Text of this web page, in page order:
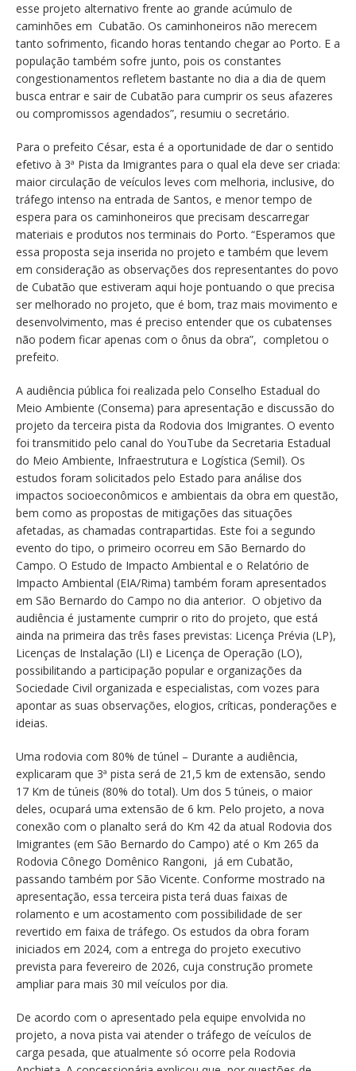
esse projeto alternativo frente ao grande acúmulo de
caminhões em Cubatão. Os caminhoneiros não merecem
tanto sofrimento, ficando horas tentando chegar ao Porto. E a
população também sofre junto, pois os constantes
congestionamentos refletem bastante no dia a dia de quem
busca entrar e sair de Cubatão para cumprir os seus afazeres
ou compromissos agendados”, resumiu o secretário.
Para o prefeito César, esta é a oportunidade de dar o sentido
efetivo à 3ª Pista da Imigrantes para o qual ela deve ser criada:
maior circulação de veículos leves com melhoria, inclusive, do
tráfego intenso na entrada de Santos, e menor tempo de
espera para os caminhoneiros que precisam descarregar
materiais e produtos nos terminais do Porto. “Esperamos que
essa proposta seja inserida no projeto e também que levem
em consideração as observações dos representantes do povo
de Cubatão que estiveram aqui hoje pontuando o que precisa
ser melhorado no projeto, que é bom, traz mais movimento e
desenvolvimento, mas é preciso entender que os cubatenses
não podem ficar apenas com o ônus da obra”, completou o
prefeito.
A audiência pública foi realizada pelo Conselho Estadual do
Meio Ambiente (Consema) para apresentação e discussão do
projeto da terceira pista da Rodovia dos Imigrantes. O evento
foi transmitido pelo canal do YouTube da Secretaria Estadual
do Meio Ambiente, Infraestrutura e Logística (Semil). Os
estudos foram solicitados pelo Estado para análise dos
impactos socioeconômicos e ambientais da obra em questão,
bem como as propostas de mitigações das situações
afetadas, as chamadas contrapartidas. Este foi a segundo
evento do tipo, o primeiro ocorreu em São Bernardo do
Campo. O Estudo de Impacto Ambiental e o Relatório de
Impacto Ambiental (EIA/Rima) também foram apresentados
em São Bernardo do Campo no dia anterior. O objetivo da
audiência é justamente cumprir o rito do projeto, que está
ainda na primeira das três fases previstas: Licença Prévia (LP),
Licenças de Instalação (LI) e Licença de Operação (LO),
possibilitando a participação popular e organizações da
Sociedade Civil organizada e especialistas, com vozes para
apontar as suas observações, elogios, críticas, ponderações e
ideias.
Uma rodovia com 80% de túnel – Durante a audiência,
explicaram que 3ª pista será de 21,5 km de extensão, sendo
17 Km de túneis (80% do total). Um dos 5 túneis, o maior
deles, ocupará uma extensão de 6 km. Pelo projeto, a nova
conexão com o planalto será do Km 42 da atual Rodovia dos
Imigrantes (em São Bernardo do Campo) até o Km 265 da
Rodovia Cônego Domênico Rangoni, já em Cubatão,
passando também por São Vicente. Conforme mostrado na
apresentação, essa terceira pista terá duas faixas de
rolamento e um acostamento com possibilidade de ser
revertido em faixa de tráfego. Os estudos da obra foram
iniciados em 2024, com a entrega do projeto executivo
prevista para fevereiro de 2026, cuja construção promete
ampliar para mais 30 mil veículos por dia.
De acordo com o apresentado pela equipe envolvida no
projeto, a nova pista vai atender o tráfego de veículos de
carga pesada, que atualmente só ocorre pela Rodovia